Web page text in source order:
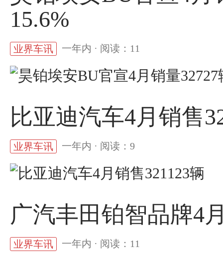
15.6%
业界车讯 一年内 · 阅读：11
比亚迪汽车4月销售
业界车讯 一年内 · 阅读：9
广汽丰田铂智品牌4
业界车讯 一年内 · 阅读：11